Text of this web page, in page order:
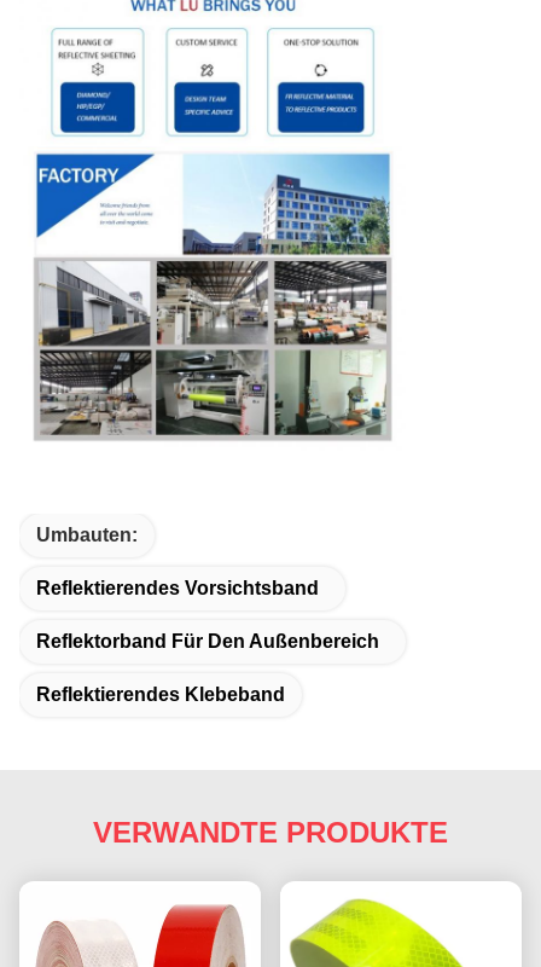
Umbauten:
Reflektierendes Vorsichtsband
Reflektorband Für Den Außenbereich
Reflektierendes Klebeband
VERWANDTE PRODUKTE